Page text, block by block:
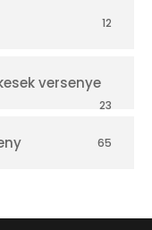
12
versenye
23
65